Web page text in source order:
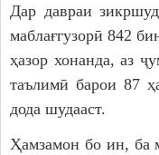
Дар давраи
маблағгузорӣ 842
ҳазор хонанда, аз
таълимӣ барои 87
дода шудааст.
Ҳамзамон бо ин, ба